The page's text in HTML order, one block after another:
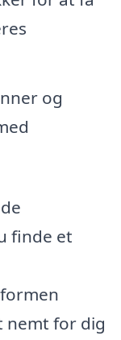
og
finde et
nemt for dig